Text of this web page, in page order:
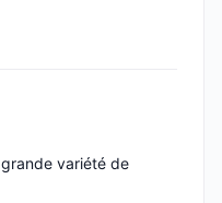
variété de